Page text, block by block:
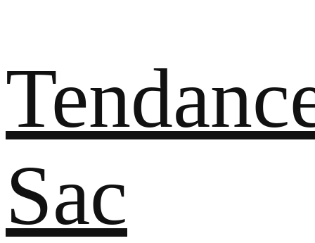
Sac